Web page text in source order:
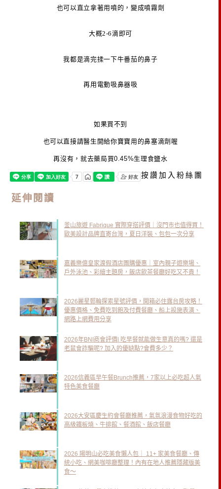
也可以直立拿著用噴的，變成噴霧劑
大概2-6滴即可
我都是滴完揉一下牛番茄的鼻子
再用電動吸鼻器吸
如果買不到
也可以直接請醫生開給你寶寶用的鼻塞滴劑喔
再沒有，就去藥局買0.45%生理食鹽水
按讚加入粉絲團
延伸閱讀
釜山旅遊 Fabrique 實際穿搭評價｜沒門市也值得買！
歐美設計品牌直寄台灣，夏日洋裝、包包一次分享
嘉義樂億皇家渡假酒店團購優惠｜室內親子遊樂場、
戶外泳池、彩繪主題房，飯店飲茶餐廳好吃又不貴！
2026麗星郵輪探索星號評價，開箱必住露台房攻略！
優惠價格、免費吃到飽及付費餐廳、船上設施表演、
網路上網費用分享
2026年BNI商會評價| 吃早餐就能做生意真的嗎? 還是
老鼠會詐騙呢? 加入的優缺點?會費多少？
2026信義區早午餐Brunch推薦，7家以上必吃超人氣
特色美食餐廳
2026大安區慶生約會餐廳推薦，氣氛浪漫食物好吃的
高級鐵板燒、牛排館、餐酒館、飯店餐廳
2026 陽明山必吃美食懶人包｜ 11+ 家美食餐廳、傳
統小吃、網美咖啡廳整理！內有在地人推薦隱藏版美
食～